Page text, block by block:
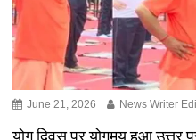
June 21, 2026 News Writer
योग दिवस पर योगमय हुआ उत्तर